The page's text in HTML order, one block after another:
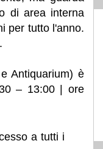
di area interna
per tutto l'anno.
Antiquarium) è
– 13:00 | ore
a tutti i